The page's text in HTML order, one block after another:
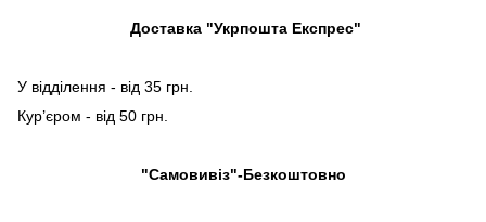
Доставка "Укрпошта Експрес"
У відділення - від 35 грн.
Кур’єром - від 50 грн.
"Самовивіз"-Безкоштовно